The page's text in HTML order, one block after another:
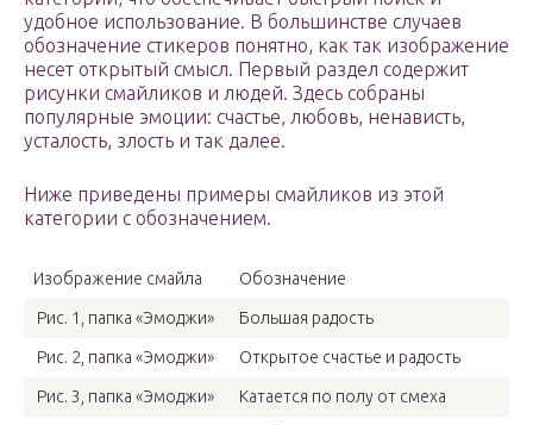
удобное использование. В большинстве случаев
обозначение стикеров понятно, как так изображение
несет открытый смысл. Первый раздел содержит
рисунки смайликов и людей. Здесь собраны
популярные эмоции: счастье, любовь, ненависть,
усталость, злость и так далее.
Ниже приведены примеры смайликов из этой
категории с обозначением.
Изображение смайла Обозначение
Рис. 1, папка «Эмоджи» Большая радость
Рис. 2, папка «Эмоджи» Открытое счастье и радость
Рис. 3, папка «Эмоджи» Катается по полу от смеха